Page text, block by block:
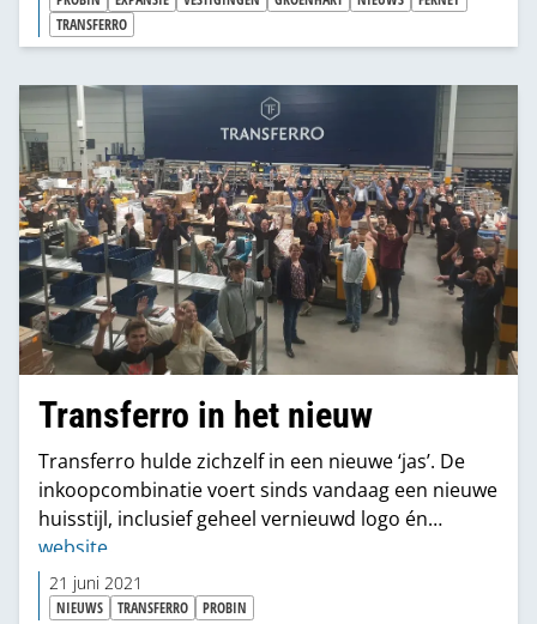
TRANSFERRO
Transferro in het nieuw
Transferro hulde zichzelf in een nieuwe ‘jas’. De
inkoopcombinatie voert sinds vandaag een nieuwe
huisstijl, inclusief geheel vernieuwd logo én
website
21 juni 2021
NIEUWS TRANSFERRO PROBIN